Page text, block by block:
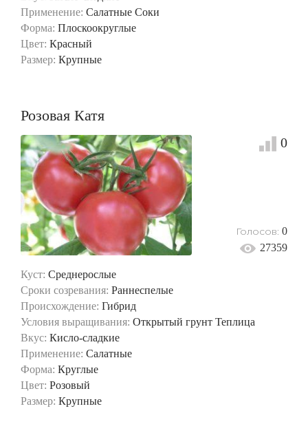
Применение: Салатные Соки
Форма: Плоскоокруглые
Цвет: Красный
Размер: Крупные
Розовая Катя
Куст: Среднерослые
Сроки созревания: Раннеспелые
Происхождение: Гибрид
Условия выращивания: Открытый грунт Теплица
Вкус: Кисло-сладкие
Применение: Салатные
Форма: Круглые
Цвет: Розовый
Размер: Крупные
0
Голосов: 0
27359